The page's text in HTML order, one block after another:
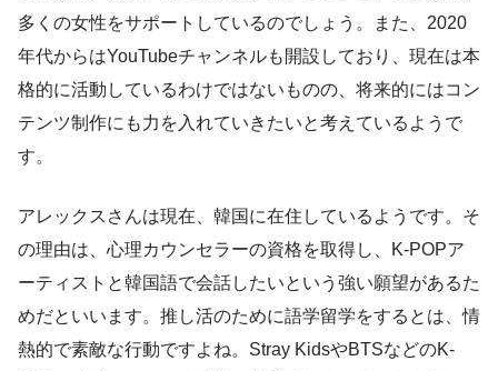
多くの女性をサポートしているのでしょう。また、2020
年代からはYouTubeチャンネルも開設しており、現在は本
格的に活動しているわけではないものの、将来的にはコン
テンツ制作にも力を入れていきたいと考えているようで
す。
アレックスさんは現在、韓国に在住しているようです。そ
の理由は、心理カウンセラーの資格を取得し、K-POPア
ーティストと韓国語で会話したいという強い願望があるた
めだといいます。推し活のために語学留学をするとは、情
熱的で素敵な行動ですよね。Stray KidsやBTSなどのK-